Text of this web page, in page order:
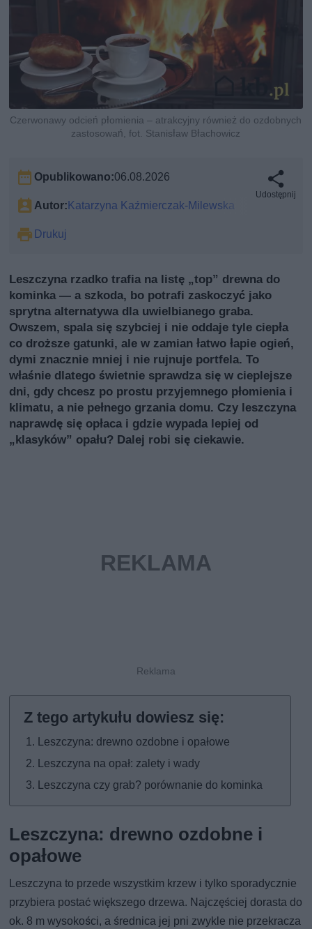
Czerwonawy odcień płomienia – atrakcyjny również do ozdobnych
zastosowań, fot. Stanisław Błachowicz
Opublikowano:06.08.2026
Autor: Katarzyna Kaźmierczak-Milewska
Drukuj
Udostępnij
Leszczyna rzadko trafia na listę „top” drewna do
kominka — a szkoda, bo potrafi zaskoczyć jako
sprytna alternatywa dla uwielbianego graba.
Owszem, spala się szybciej i nie oddaje tyle ciepła
co droższe gatunki, ale w zamian łatwo łapie ogień,
dymi znacznie mniej i nie rujnuje portfela. To
właśnie dlatego świetnie sprawdza się w cieplejsze
dni, gdy chcesz po prostu przyjemnego płomienia i
klimatu, a nie pełnego grzania domu. Czy leszczyna
naprawdę się opłaca i gdzie wypada lepiej od
„klasyków” opału? Dalej robi się ciekawie.
Leszczyna: drewno ozdobne i opałowe
Leszczyna na opał: zalety i wady
Leszczyna czy grab? porównanie do kominka
Leszczyna: drewno ozdobne i
opałowe
Leszczyna to przede wszystkim krzew i tylko sporadycznie
przybiera postać większego drzewa. Najczęściej dorasta do
ok. 8 m wysokości, a średnica jej pni zwykle nie przekracza